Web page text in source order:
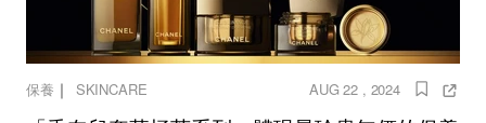
保養 ｜ SKINCARE AUG 22 , 2024